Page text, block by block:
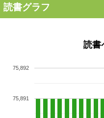
読書グラフ
読書
75,891
75,892